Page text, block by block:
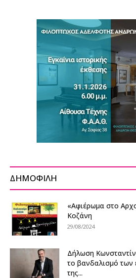
ΔΗΜΟΦΙΛΗ
«Αφιέρωμα στο
Κοζάνη
29/08/2024
Δήλωση
το βανδαλισμό των
της...